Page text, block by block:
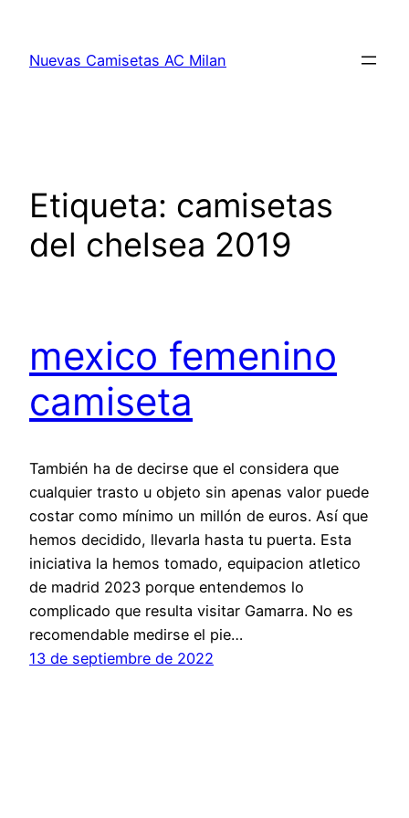
contenido
Nuevas Camisetas AC Milan
Etiqueta: camisetas
del chelsea 2019
mexico femenino
camiseta
También ha de decirse que el considera que
cualquier trasto u objeto sin apenas valor puede
costar como mínimo un millón de euros. Así que
hemos decidido, llevarla hasta tu puerta. Esta
iniciativa la hemos tomado, equipacion atletico
de madrid 2023 porque entendemos lo
complicado que resulta visitar Gamarra. No es
recomendable medirse el pie…
13 de septiembre de 2022